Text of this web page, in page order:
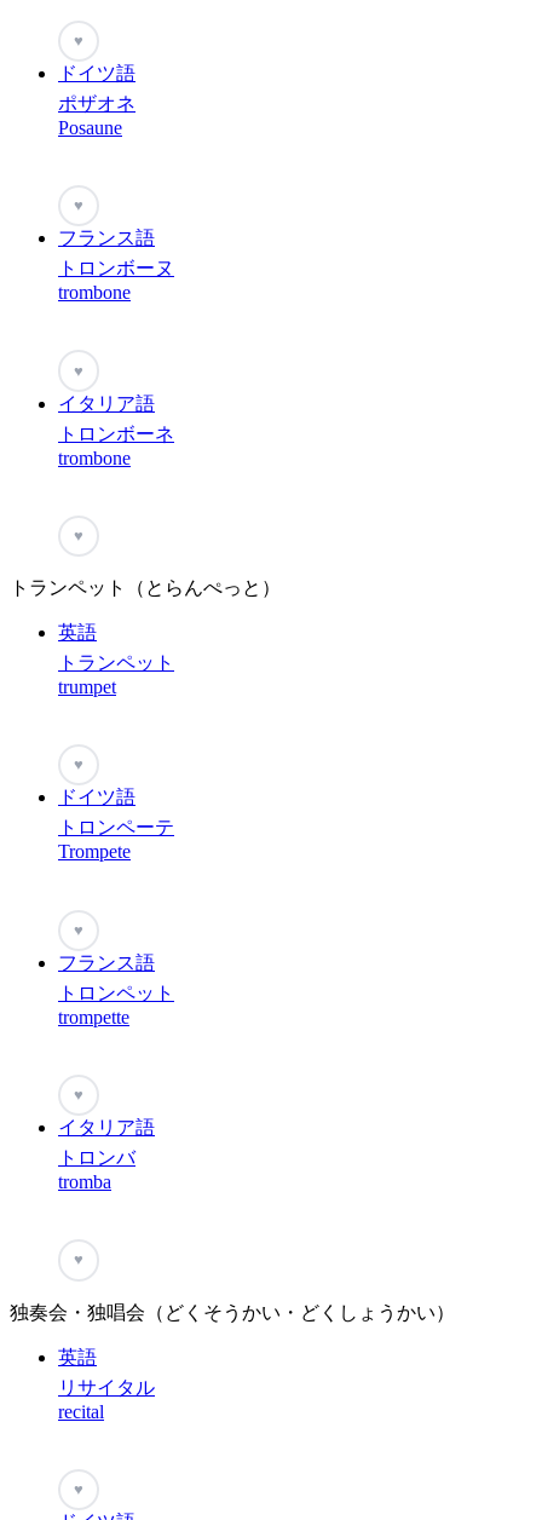
♥
ドイツ語
ポザオネ
Posaune
♥
フランス語
トロンボーヌ
trombone
♥
イタリア語
トロンボーネ
trombone
♥
トランペット（とらんぺっと）
英語
トランペット
trumpet
♥
ドイツ語
トロンペーテ
Trompete
♥
フランス語
トロンペット
trompette
♥
イタリア語
トロンバ
tromba
♥
独奏会・独唱会（どくそうかい・どくしょうかい）
英語
リサイタル
recital
♥